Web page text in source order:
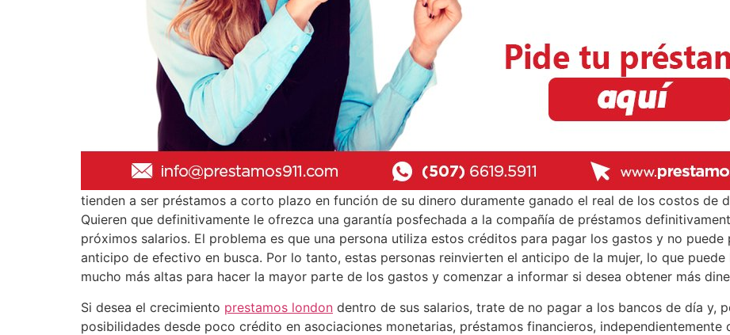
tienden a ser préstamos a corto plazo en función de su dinero duramente ganado el real de los costos de
Quieren que definitivamente le ofrezca una garantía posfechada a la compañía de préstamos
próximos salarios. El problema es que una persona utiliza estos créditos para pagar los gastos y no
anticipo de efectivo en busca. Por lo tanto, estas personas reinvierten el anticipo de la mujer, lo que
mucho más altas para hacer la mayor parte de los gastos y comenzar a informar si desea obtener más
Si desea el crecimiento prestamos london dentro de sus salarios, trate de no pagar a los bancos de día y,
posibilidades desde poco crédito en asociaciones monetarias, préstamos financieros,